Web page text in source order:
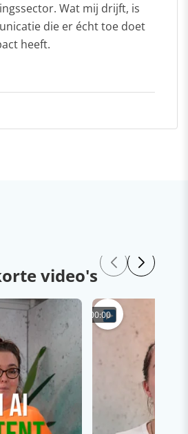
Wat mij drijft, is
die er écht toe doet
heeft.
video's
00:00